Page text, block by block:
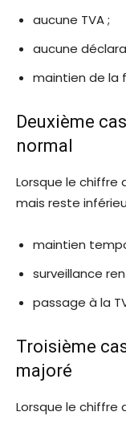
aucune TVA ;
aucune
maintien de la
Deuxième
normal
Lorsque le chiffre
mais reste
maintien
surveillance
passage à la
Troisième
majoré
Lorsque le chiffre